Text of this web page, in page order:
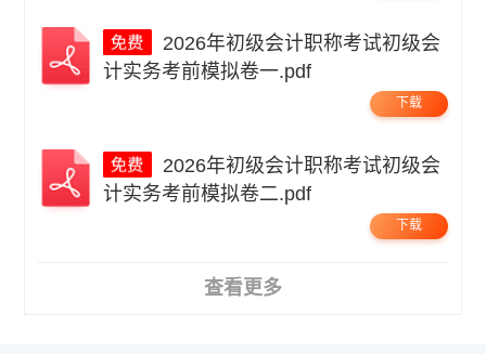
计实务考前模拟卷一.pdf
下载
计实务考前模拟卷二.pdf
下载
查看更多